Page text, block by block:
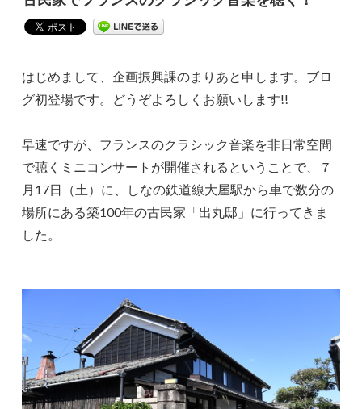
はじめまして、企画振興課のまりあと申します。ブロ
グ初登場です。どうぞよろしくお願いします!!
早速ですが、フランスのクラシック音楽を非日常空間
で聴くミニコンサートが開催されるということで、７
月17日（土）に、しなの鉄道線大屋駅から車で数分の
場所にある築100年の古民家「出丸邸」に行ってきま
した。